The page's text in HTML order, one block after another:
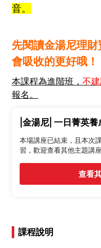
音。
先閱讀金湯尼理財
會吸收的更好哦！
本課程為進階班， 不
報名。
|金湯尼| 一日菁英
本場講座已結束，且本次
習，歡迎查看其他主題講
查看
課程說明